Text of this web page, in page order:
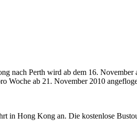
nach Perth wird ab dem 16. November
Woche ab 21. November 2010
in Hong Kong an. Die kostenlose